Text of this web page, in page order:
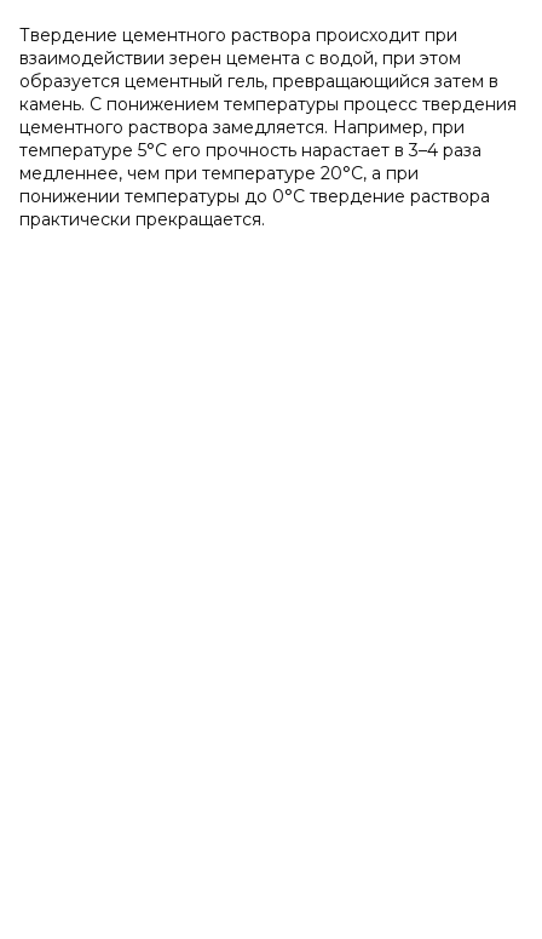
Твердение цементного раствора происходит при
взаимодействии зерен цемента с водой, при этом
образуется цементный гель, превращающийся затем в
камень. С понижением температуры процесс твердения
цементного раствора замедляется. Например, при
температуре 5°С его прочность нарастает в 3–4 раза
медленнее, чем при температуре 20°С, а при
понижении температуры до 0°С твердение раствора
практически прекращается.